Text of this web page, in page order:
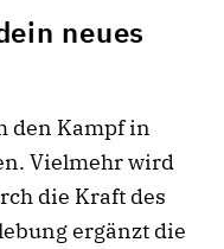
neues
den Kampf in
Vielmehr wird
die Kraft des
ergänzt die